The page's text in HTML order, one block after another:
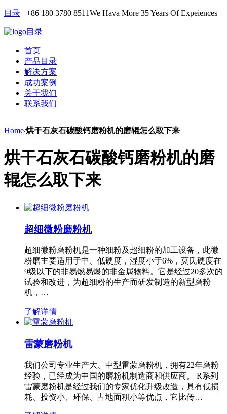
目录 +86 180 3780 8511We Hava More 35 Years Of Expeiences
目录
首页
产品目录
解决方案
成功案例
关于我们
联系我们
Home/烘干石灰石碳酸钙磨粉机的磨辊怎么取下来
烘干石灰石碳酸钙磨粉机的磨
辊怎么取下来
超细微粉磨粉机
超细微粉磨粉机是一种细粉及超细粉的加工设备，此微
粉磨主要适用于中、低硬度，湿度小于6%，莫氏硬度在
9级以下的非易燃易爆的非金属物料。它是经过20多次的
试验和改进，为超细粉的生产而研发制造的新型磨粉
机，…
了解详情
雷蒙磨粉机
我们公司专业生产大、中型雷蒙磨粉机，拥有22年磨粉
经验，已经成为中国的磨粉机制造商和供应商。 R系列
雷蒙磨粉机是经过我们的专家优化升级改造，具有低损
耗、投资小、环保、占地面积小等优点，它比传…